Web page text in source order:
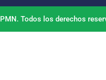
Todos los derechos